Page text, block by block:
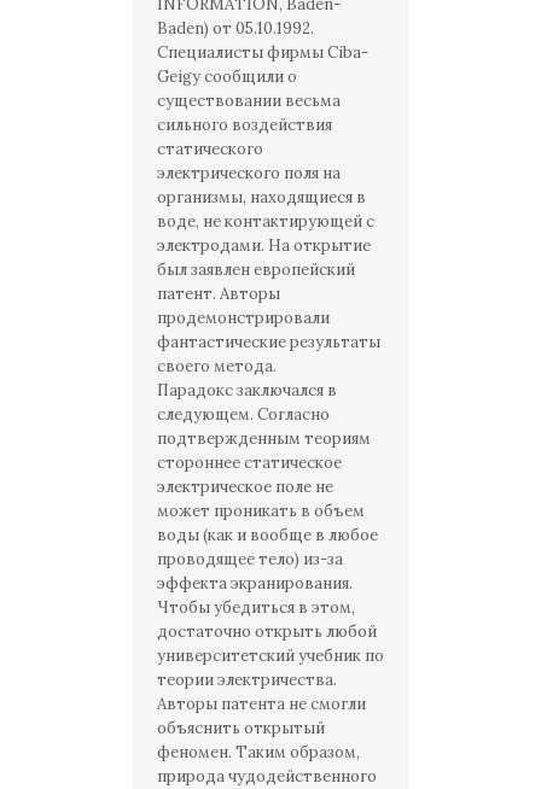
INFORMATION, Baden-
Baden) от 05.10.1992.
Специалисты фирмы Ciba-
Geigy сообщили о
существовании весьма
сильного воздействия
статического
электрического поля на
организмы, находящиеся в
воде, не контактирующей с
электродами. На открытие
был заявлен европейский
патент. Авторы
продемонстрировали
фантастические результаты
своего метода.
Парадокс заключался в
следующем. Согласно
подтвержденным теориям
стороннее статическое
электрическое поле не
может проникать в объем
воды (как и вообще в любое
проводящее тело) из-за
эффекта экранирования.
Чтобы убедиться в этом,
достаточно открыть любой
университетский учебник по
теории электричества.
Авторы патента не смогли
объяснить открытый
феномен. Таким образом,
природа чудодейственного